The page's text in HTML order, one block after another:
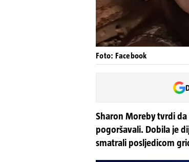
Foto: Facebook
Sharon Moreby tvrdi
pogoršavali. Dobila je
smatrali posljedicom